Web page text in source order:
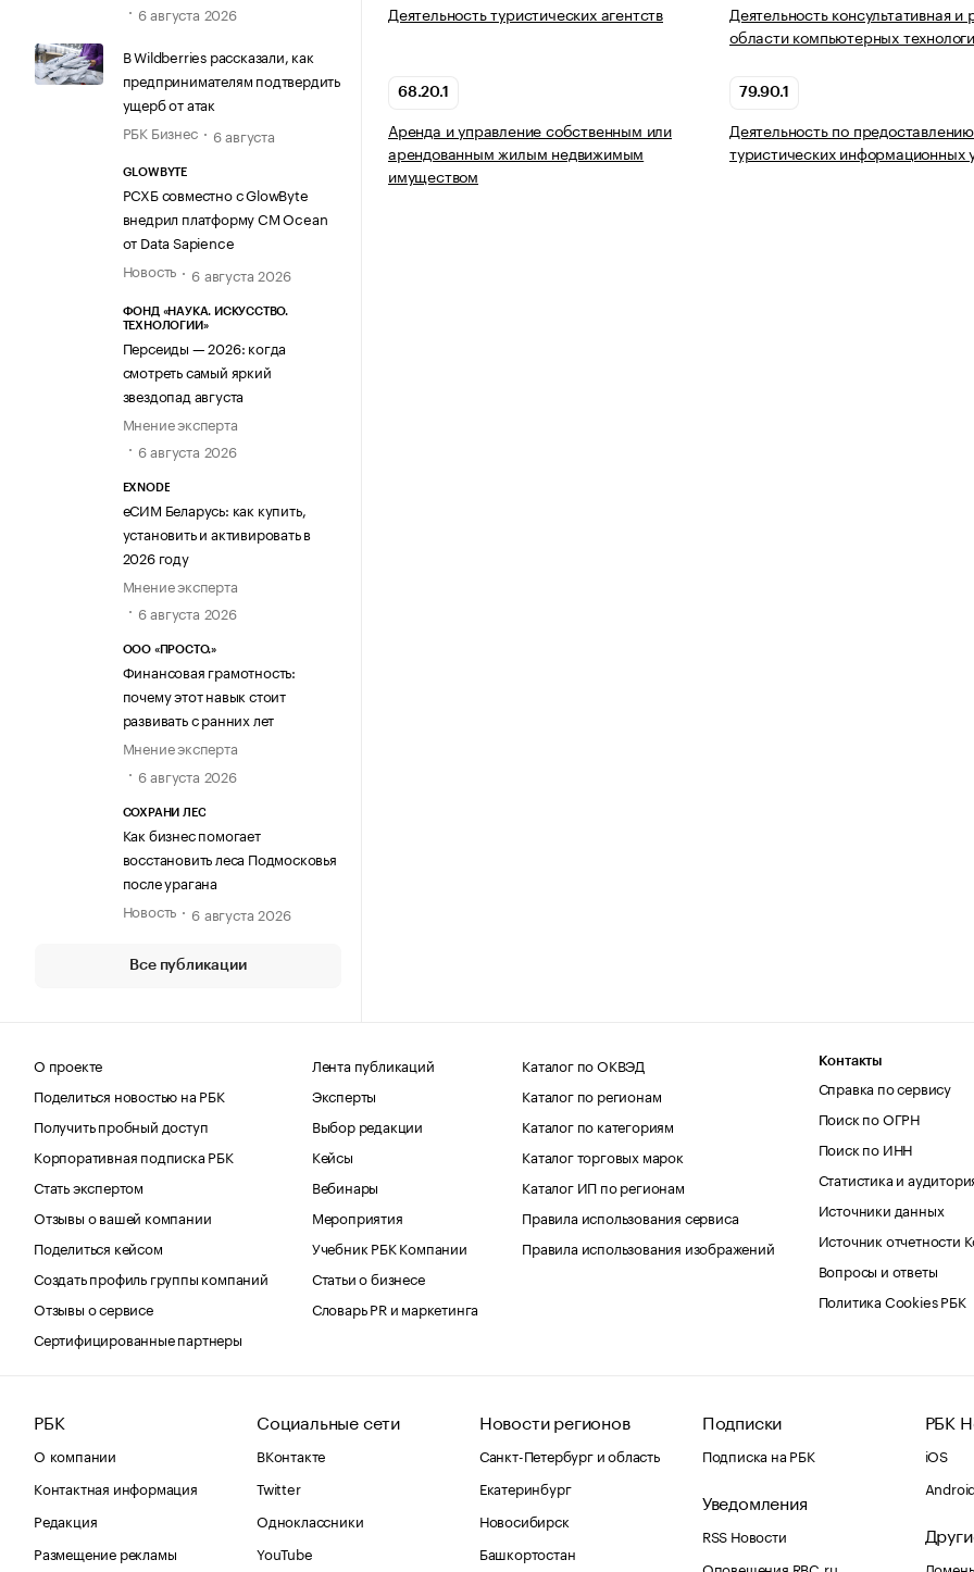
6 августа 2026
В Wildberries рассказали, как
предпринимателям подтвердить
ущерб от атак
РБК Бизнес
6 августа
GLOWBYTE
РСХБ совместно с GlowByte
внедрил платформу CM Ocean
от Data Sapience
Новость
6 августа 2026
ФОНД «НАУКА. ИСКУССТВО.
ТЕХНОЛОГИИ»
Персеиды — 2026: когда
смотреть самый яркий
звездопад августа
Мнение эксперта
6 августа 2026
EXNODE
еСИМ Беларусь: как купить,
установить и активировать в
2026 году
Мнение эксперта
6 августа 2026
ООО «ПРОСТО.»
Финансовая грамотность:
почему этот навык стоит
развивать с ранних лет
Мнение эксперта
6 августа 2026
СОХРАНИ ЛЕС
Как бизнес помогает
восстановить леса Подмосковья
после урагана
Новость
6 августа 2026
Все публикации
Деятельность туристических агентств
Деятельность консультативная и
области компьютерных
68.20.1
Аренда и управление собственным или
арендованным жилым недвижимым
имуществом
79.90.1
Деятельность по предоставлению
туристических информационных
О проекте
Поделиться новостью на РБК
Получить пробный доступ
Корпоративная подписка РБК
Стать экспертом
Отзывы о вашей компании
Поделиться кейсом
Создать профиль группы компаний
Отзывы о сервисе
Сертифицированные партнеры
Лента публикаций
Эксперты
Выбор редакции
Кейсы
Вебинары
Мероприятия
Учебник РБК Компании
Статьи о бизнесе
Словарь PR и маркетинга
Каталог по ОКВЭД
Каталог по регионам
Каталог по категориям
Каталог торговых марок
Каталог ИП по регионам
Правила использования сервиса
Правила использования изображений
Контакты
Справка по сервису
Поиск по ОГРН
Поиск по ИНН
Статистика и
Источники данных
Источник отчетности
Вопросы и ответы
Политика Cookies РБК
РБК
О компании
Контактная информация
Редакция
Размещение рекламы
Социальные сети
ВКонтакте
Twitter
Одноклассники
YouTube
Новости регионов
Санкт-Петербург и область
Екатеринбург
Новосибирск
Башкортостан
Подписки
Подписка на РБК
Уведомления
RSS Новости
Оповещения RBC.ru
РБК
iOS